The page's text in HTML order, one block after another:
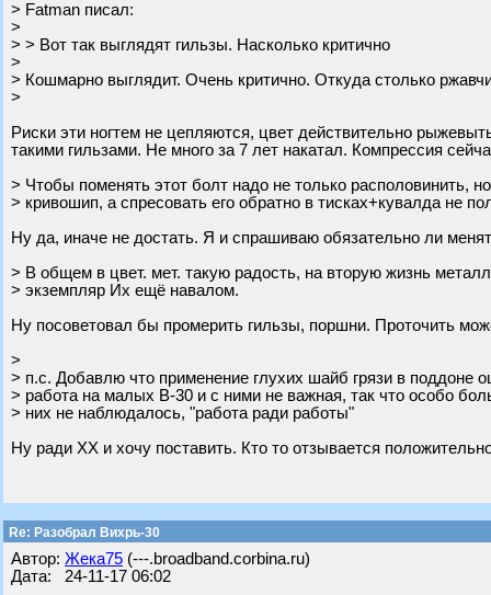
> Fatman писал:
>
> > Вот так выглядят гильзы. Насколько критично
>
> Кошмарно выглядит. Очень критично. Откуда столько
>
Риски эти ногтем не цепляются, цвет действительно
такими гильзами. Не много за 7 лет накатал. Компрессия
> Чтобы поменять этот болт надо не только располовинить,
> кривошип, а спресовать его обратно в тисках+кувалда не
Ну да, иначе не достать. Я и спрашиваю обязательно ли
> В общем в цвет. мет. такую радость, на вторую жизнь
> экземпляр Их ещё навалом.
Ну посоветовал бы промерить гильзы, поршни. Проточить
>
> п.с. Добавлю что применение глухих шайб грязи в поддоне
> работа на малых В-30 и с ними не важная, так что особо
> них не наблюдалось, "работа ради работы"
Ну ради ХХ и хочу поставить. Кто то отзывается
Re: Разобрал Вихрь-30
Автор: Жека75 (---.broadband.corbina.ru)
Дата: 24-11-17 06:02